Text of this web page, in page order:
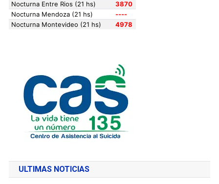
ULTIMAS NOTICIAS